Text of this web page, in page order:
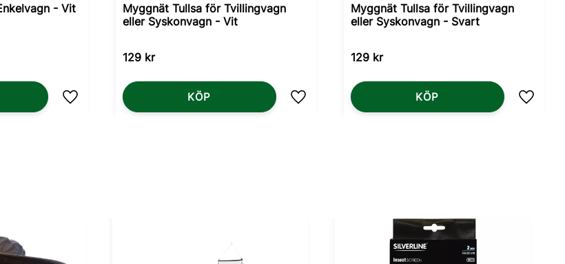
- Vit
Lägg till i favoriter
Myggnät Tullsa för Tvillingvagn
eller Syskonvagn - Vit
129 kr
Lägg till i favoriter
KÖP
Myggnät Tullsa för Tvillingvagn
eller Syskonvagn - Svart
129 kr
Lägg
KÖP